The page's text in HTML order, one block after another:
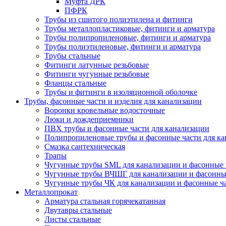
ПФРК
Трубы из сшитого полиэтилена и фитинги
Трубы металлопластиковые, фитинги и арматура
Трубы полипропиленовые, фитинги и арматура
Трубы полиэтиленовые, фитинги и арматура
Трубы стальные
Фитинги латунные резьбовые
Фитинги чугунные резьбовые
Фланцы стальные
Трубы и фитинги в изоляционной оболочке
Трубы, фасонные части и изделия для канализации
Воронки кровельные водосточные
Люки и дождеприемники
ПВХ трубы и фасонные части для канализации
Полипропиленовые трубы и фасонные части для
Смазка сантехническая
Трапы
Чугунные трубы SML для канализации и фасонные
Чугунные трубы ВЧШГ для канализации и
Чугунные трубы ЧК для канализации и фасонные
Металлопрокат
Арматура стальная горячекатанная
Двутавры стальные
Листы стальные